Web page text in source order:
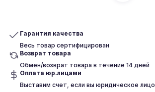
Гарантия качества
Весь товар сертифицирован
Возврат товара
Обмен/возврат товара в течение 14 дней
Оплата юр.лицами
Выставим счет, если вы юридическое лицо